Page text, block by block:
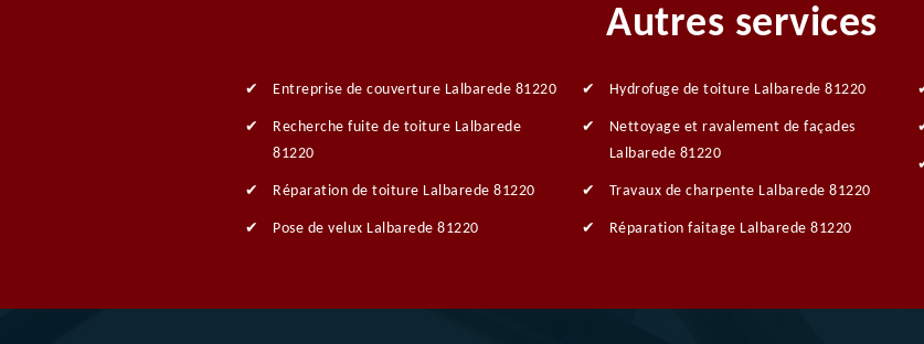
Autres services
Entreprise de couverture Lalbarede 81220
Recherche fuite de toiture Lalbarede
81220
Réparation de toiture Lalbarede 81220
Pose de velux Lalbarede 81220
Hydrofuge de toiture Lalbarede 81220
Nettoyage et ravalement de façades
Lalbarede 81220
Travaux de charpente Lalbarede 81220
Réparation faitage Lalbarede 81220